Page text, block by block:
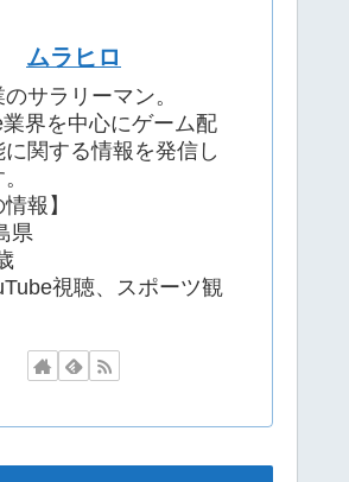
ムラヒロ
サラリーマン。
業界を中心にゲーム配
関する情報を発信し
報】
県
視聴、スポーツ観